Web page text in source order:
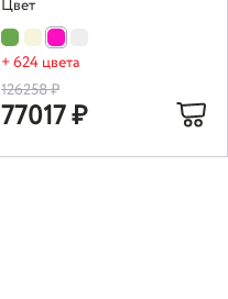
Цвет
+ 624 цвета
126258₽
77017₽